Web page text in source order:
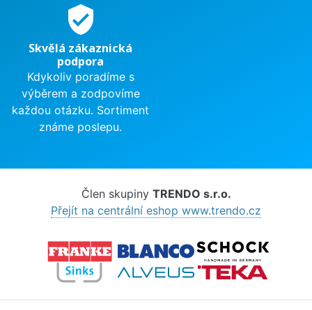
verified_user
Skvělá zákaznická
podpora
Kdykoliv poradíme s
výběrem a zodpovíme
každou otázku. Sortiment
známe poslepu.
Člen skupiny TRENDO s.r.o.
Přejít na centrální eshop www.trendo.cz